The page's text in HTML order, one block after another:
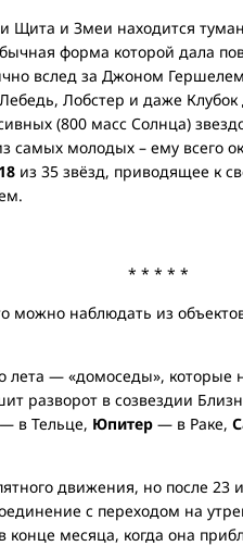
Щита и Змеи находится
форма которой дала
вслед за Джоном
Лобстер и даже
(800 масс Солнца)
самых молодых – ему всего
из 35 звёзд, приводящее к
* * * * *
можно наблюдать из
лета — «домоседы», которые
разворот в созвездии
— в Тельце, Юпитер — в Раке,
движения, но после 23
с переходом на
конце месяца, когда она